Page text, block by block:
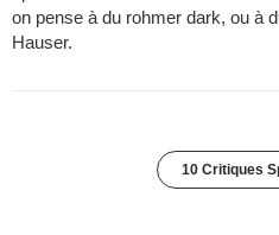
on pense à du rohmer dark, ou à
Hauser.
10 Critiques